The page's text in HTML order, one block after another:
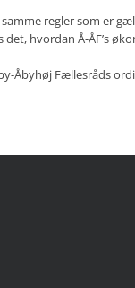
samme regler som er
hvordan Å-ÅF’s
Åbyhøj Fællesråds